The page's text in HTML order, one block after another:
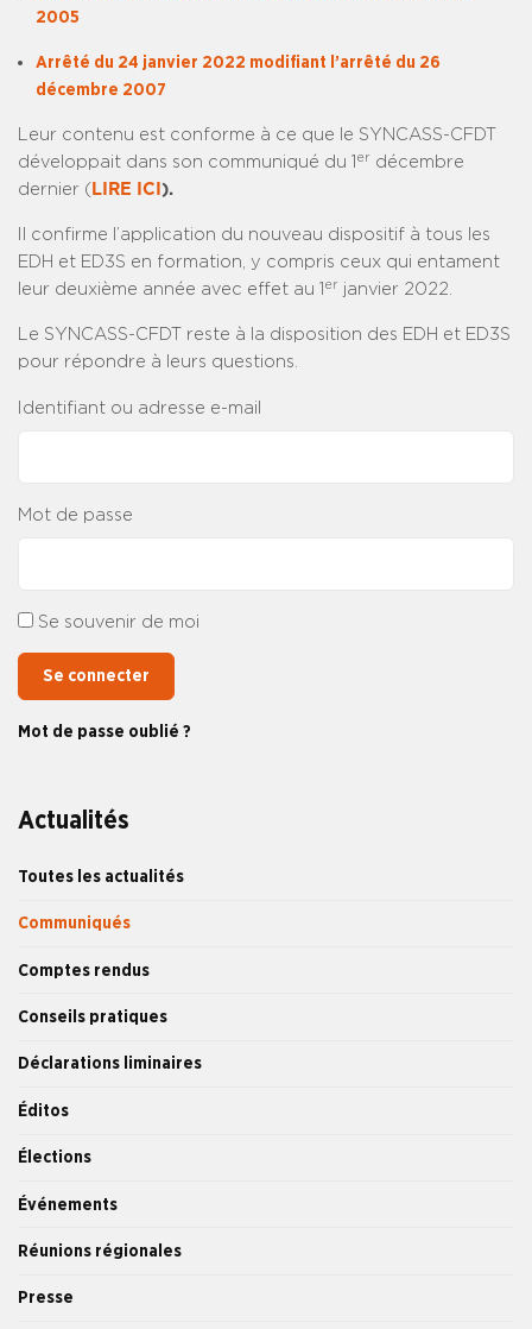
Actualités
Toutes les actualités
Communiqués
Comptes rendus
Conseils pratiques
Déclarations liminaires
Éditos
Élections
Événements
Réunions régionales
Presse
2005
Arrêté du 24 janvier 2022 modifiant l’arrêté du 26
décembre 2007
Leur contenu est conforme à ce que le SYNCASS-CFDT
développait dans son communiqué du 1 er décembre
dernier ( LIRE ICI ).
Il confirme l’application du nouveau dispositif à tous les
EDH et ED3S en formation, y compris ceux qui entament
leur deuxième année avec effet au 1 er janvier 2022.
Le SYNCASS-CFDT reste à la disposition des EDH et ED3S
pour répondre à leurs questions.
Identifiant ou adresse e-mail
Mot de passe
Se souvenir de moi
Se connecter
Mot de passe oublié ?